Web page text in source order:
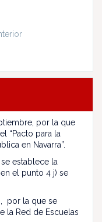
por la que
“Pacto para la
en Navarra”.
se establece la
el punto 4 j) se
por la que se
la Red de Escuelas